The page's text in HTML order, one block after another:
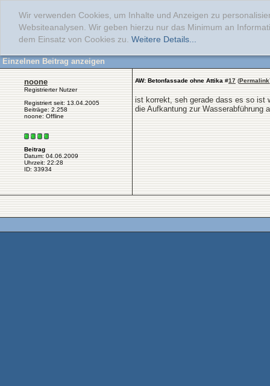
Wir verwenden Cookies, um Inhalte und Anzeigen zu
Websiteanalysen. Wir geben hierzu nur das Minimum an
dem Einsatz von Cookies zu. Weitere Details...
Einzelnen Beitrag anzeigen
noone
Registrierter Nutzer
Registriert seit: 13.04.2005
Beiträge: 2.258
noone: Offline
Beitrag
Datum: 04.06.2009
Uhrzeit: 22:28
ID: 33934
AW: Betonfassade ohne Attika #17 (Permalink
ist korrekt, seh gerade dass es so ist
die Aufkantung zur Wasserabführung